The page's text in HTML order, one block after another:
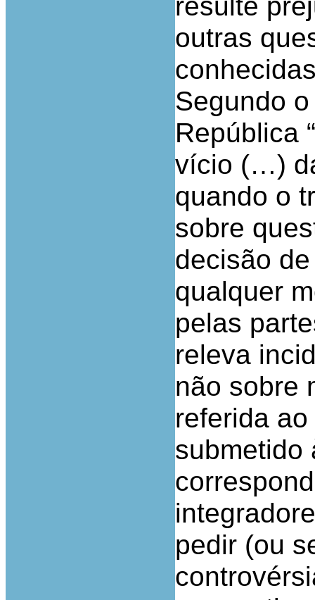
outras
Segundo
República
vício (…)
quando o
sobre
decisão
qualquer
pelas
releva
não sobre
referida
submetido
pedir (ou